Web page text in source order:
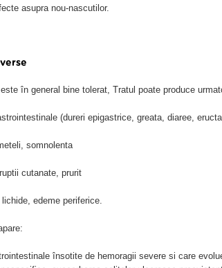
asupra nou-nascutilor.
în general bine tolerat, Tratul poate produce
(dureri epigastrice, greata, diaree,
somnolenta
cutanate, prurit
edeme periferice.
însotite de hemoragii severe si care